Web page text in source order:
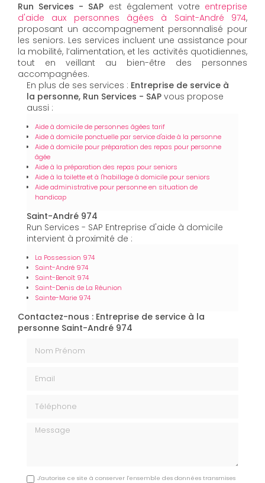
Run Services - SAP est également votre entreprise
d'aide aux personnes âgées à Saint-André 974,
proposant un accompagnement personnalisé pour
les seniors. Les services incluent une assistance pour
la mobilité, l’alimentation, et les activités quotidiennes,
tout en veillant au bien-être des personnes
accompagnées.
En plus de ses services : Entreprise de service à
la personne, Run Services - SAP vous propose
aussi :
Aide à domicile de personnes âgées tarif
Aide à domicile ponctuelle par service d'aide à la personne
Aide à domicile pour préparation des repas pour personne
âgée
Aide à la préparation des repas pour seniors
Aide à la toilette et à l'habillage à domicile pour seniors
Aide administrative pour personne en situation de
handicap
Saint-André 974
Run Services - SAP Entreprise d'aide à domicile
intervient à proximité de :
La Possession 974
Saint-André 974
Saint-Benoît 974
Saint-Denis de La Réunion
Sainte-Marie 974
Contactez-nous : Entreprise de service à la
personne Saint-André 974
Message
J'autorise ce site à conserver l'ensemble des données transmises